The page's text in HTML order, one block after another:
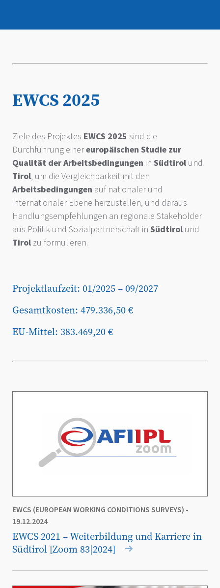
EWCS 2025
Ziele des Projektes EWCS 2025 sind die
Durchführung einereuropäischen Studie zur
Qualität der Arbeitsbedingungen in Südtirol und
Tirol, um die Vergleichbarkeit mit den
Arbeitsbedingungen auf nationaler und
internationaler Ebene herzustellen, und daraus
Handlungsempfehlungen an regionale Stakeholder
aus Politik und Sozialpartnerschaft in Südtirol und
Tirol zu formulieren.
Projektlaufzeit: 01/2025 – 09/2027
Gesamtkosten: 479.336,50 €
EU-Mittel: 383.469,20 €
EWCS (EUROPEAN WORKING CONDITIONS SURVEYS) -
19.12.2024
EWCS 2021 – Weiterbildung und Karriere in
Südtirol [Zoom 83|2024]